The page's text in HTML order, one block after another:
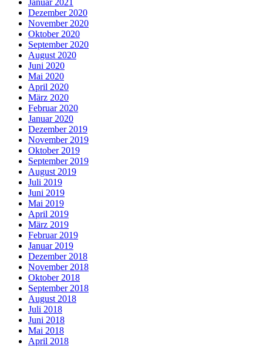
Dezember 2020
November 2020
Oktober 2020
September 2020
August 2020
Juni 2020
Mai 2020
April 2020
März 2020
Februar 2020
Januar 2020
Dezember 2019
November 2019
Oktober 2019
September 2019
August 2019
Juli 2019
Juni 2019
Mai 2019
April 2019
März 2019
Februar 2019
Januar 2019
Dezember 2018
November 2018
Oktober 2018
September 2018
August 2018
Juli 2018
Juni 2018
Mai 2018
April 2018